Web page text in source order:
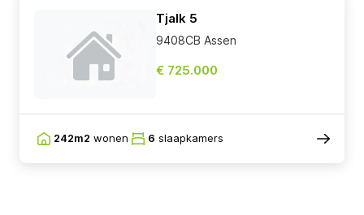
Tjalk 5
9408CB Assen
€ 725.000
242m2 wonen 6 slaapkamers